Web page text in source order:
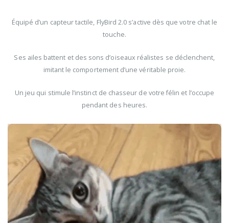
Équipé d’un capteur tactile, FlyBird 2.0 s’active dès que votre chat le
touche.
Ses ailes battent et des sons d’oiseaux réalistes se déclenchent,
imitant le comportement d’une véritable proie.
Un jeu qui stimule l’instinct de chasseur de votre félin et l’occupe
pendant des heures.